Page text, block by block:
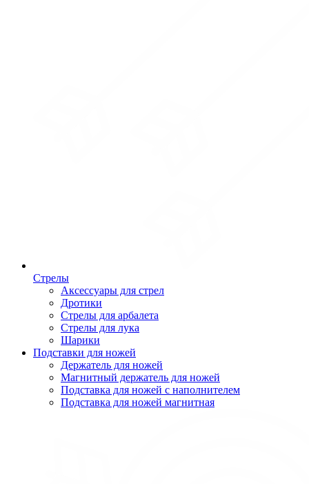
Стрелы
Аксессуары для стрел
Дротики
Стрелы для арбалета
Стрелы для лука
Шарики
Подставки для ножей
Держатель для ножей
Магнитный держатель для ножей
Подставка для ножей с наполнителем
Подставка для ножей магнитная